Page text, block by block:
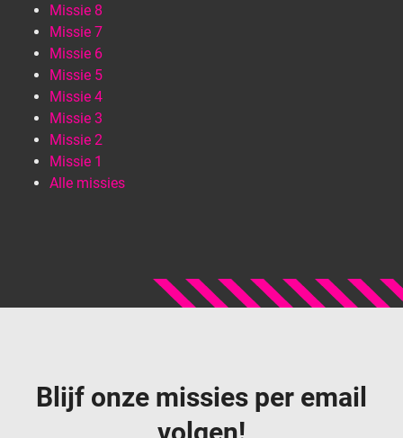
Missie 8
Missie 7
Missie 6
Missie 5
Missie 4
Missie 3
Missie 2
Missie 1
Alle missies
Blijf onze missies per email